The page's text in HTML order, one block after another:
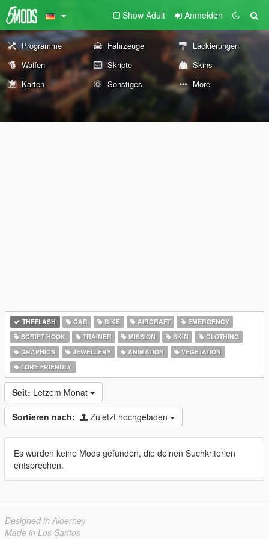
Show Adult Anmelden
Programme Fahrzeuge
Lackierungen
Waffen
Skripte
Skins
Karten
Sonstiges More
THEFLASH CAR BIKE AIRCRAFT
EMERGENCY
SCRIPT HOOK
TRAINER MISSION SKIN
CLOTHING
GRAPHICS
JEWELLERY ANIMATION
VEGETATION
LORE FRIENDLY
Seit: Letzem Monat
Sortieren nach: Zuletzt hochgeladen
Es wurden keine Mods gefunden, die deinen Suchkriterien
entsprechen.
Designed in Alderney
Made in Los Santos